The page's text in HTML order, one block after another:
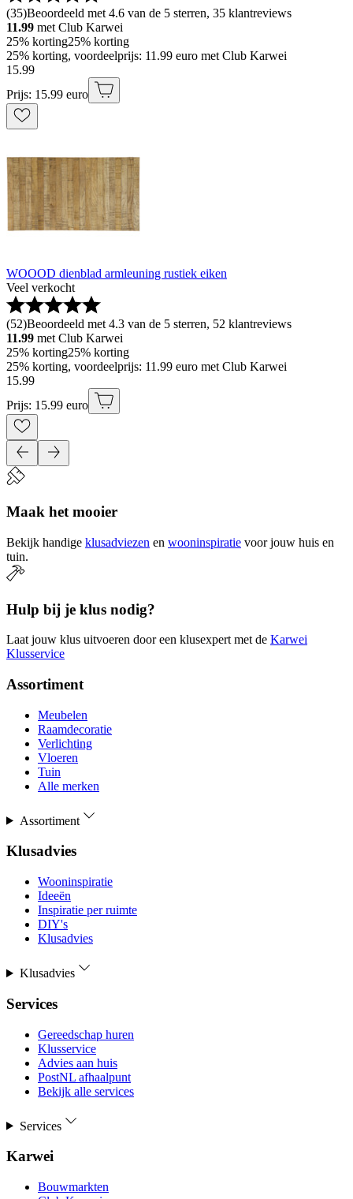
(35)Beoordeeld met 4.6 van de 5 sterren, 35 klantreviews
11.99 met Club Karwei
25% korting25% korting
25% korting, voordeelprijs: 11.99 euro met Club Karwei
15.99
Prijs: 15.99 euro
WOOOD dienblad armleuning rustiek eiken
Veel verkocht
(52)Beoordeeld met 4.3 van de 5 sterren, 52 klantreviews
11.99 met Club Karwei
25% korting25% korting
25% korting, voordeelprijs: 11.99 euro met Club Karwei
15.99
Prijs: 15.99 euro
Maak het mooier
Bekijk handige klusadviezen en wooninspiratie voor jouw huis en
tuin.
Hulp bij je klus nodig?
Laat jouw klus uitvoeren door een klusexpert met de Karwei
Klusservice
Assortiment
Meubelen
Raamdecoratie
Verlichting
Vloeren
Tuin
Alle merken
Assortiment
Klusadvies
Wooninspiratie
Ideeën
Inspiratie per ruimte
DIY's
Klusadvies
Klusadvies
Services
Gereedschap huren
Klusservice
Advies aan huis
PostNL afhaalpunt
Bekijk alle services
Services
Karwei
Bouwmarkten